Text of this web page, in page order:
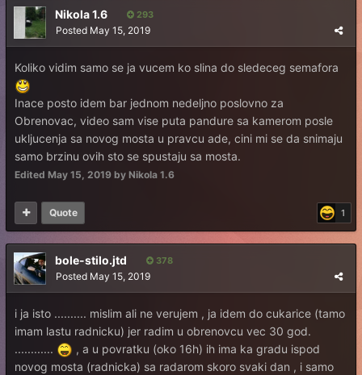
Nikola 1.6 293
Posted May 15, 2019
Koliko vidim samo se ja vucem ko slina do sledeceg semafora
Inace posto idem bar jednom nedeljno poslovno za
Obrenovac, video sam vise puta pandure sa kamerom posle
ukljucenja sa novog mosta u pravcu ade, cini mi se da snimaju
samo brzinu ovih sto se spustaju sa mosta.
Edited May 15, 2019 by Nikola 1.6
1
Quote
bole-stilo.jtd 378
Posted May 15, 2019
i ja isto .......... mislim ali ne verujem , ja idem do cukarice (tamo
imam lastu radnicku) jer radim u obrenovcu vec 30 god.
............
, a u povratku (oko 16h) ih ima ka gradu ispod
novog mosta (radnicka) sa radarom skoro svaki dan , i samo